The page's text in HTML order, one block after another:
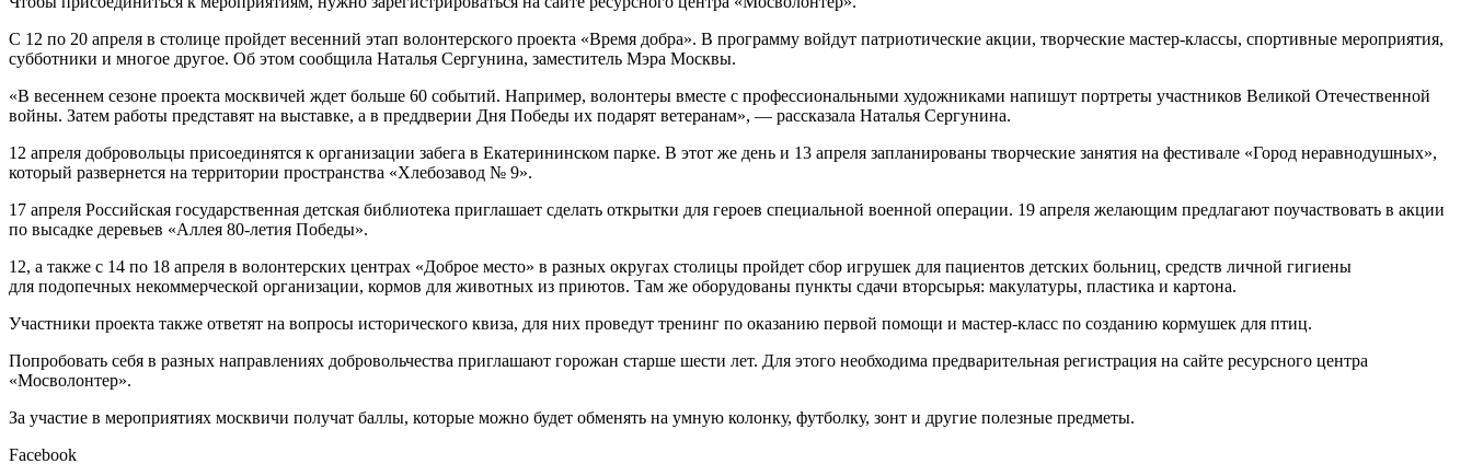
С 12 по 20 апреля в столице пройдет весенний этап волонтерского проекта «Время добра». В программу войдут патриотические акции, творческие мастер-классы, спортивные мероприятия,
субботники и многое другое. Об этом сообщила Наталья Сергунина, заместитель Мэра Москвы.
«В весеннем сезоне проекта москвичей ждет больше 60 событий. Например, волонтеры вместе с профессиональными художниками напишут портреты участников Великой Отечественной
войны. Затем работы представят на выставке, а в преддверии Дня Победы их подарят ветеранам», — рассказала Наталья Сергунина.
12 апреля добровольцы присоединятся к организации забега в Екатерининском парке. В этот же день и 13 апреля запланированы творческие занятия на фестивале «Город неравнодушных»,
который развернется на территории пространства «Хлебозавод № 9».
17 апреля Российская государственная детская библиотека приглашает сделать открытки для героев специальной военной операции. 19 апреля желающим предлагают поучаствовать в акции
по высадке деревьев «Аллея 80-летия Победы».
12, а также с 14 по 18 апреля в волонтерских центрах «Доброе место» в разных округах столицы пройдет сбор игрушек для пациентов детских больниц, средств личной гигиены
для подопечных некоммерческой организации, кормов для животных из приютов. Там же оборудованы пункты сдачи вторсырья: макулатуры, пластика и картона.
Участники проекта также ответят на вопросы исторического квиза, для них проведут тренинг по оказанию первой помощи и мастер-класс по созданию кормушек для птиц.
Попробовать себя в разных направлениях добровольчества приглашают горожан старше шести лет. Для этого необходима предварительная регистрация на сайте ресурсного центра
«Мосволонтер».
За участие в мероприятиях москвичи получат баллы, которые можно будет обменять на умную колонку, футболку, зонт и другие полезные предметы.
Facebook